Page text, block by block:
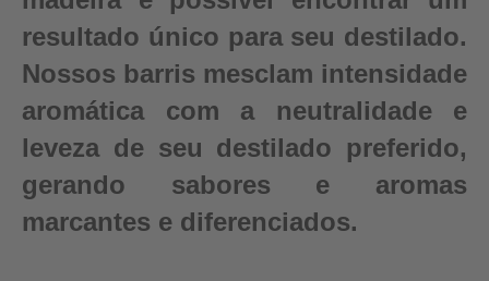
resultado único para seu destilado.
Nossos barris mesclam intensidade
aromática com a neutralidade e
leveza de seu destilado preferido,
gerando sabores e aromas
marcantes e diferenciados.